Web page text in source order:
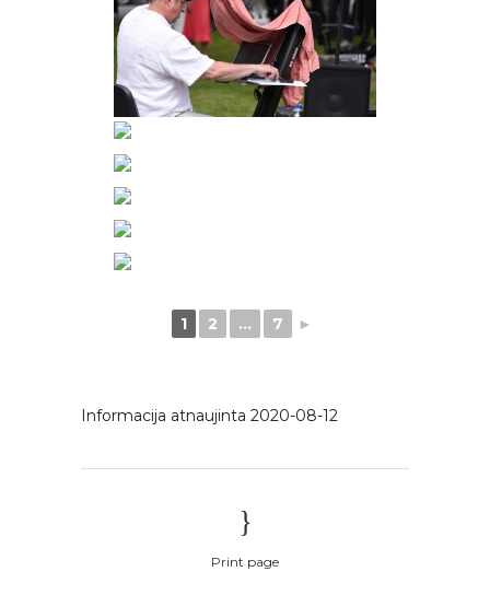
1 2 ... 7 ►
Informacija atnaujinta 2020-08-12
Print page